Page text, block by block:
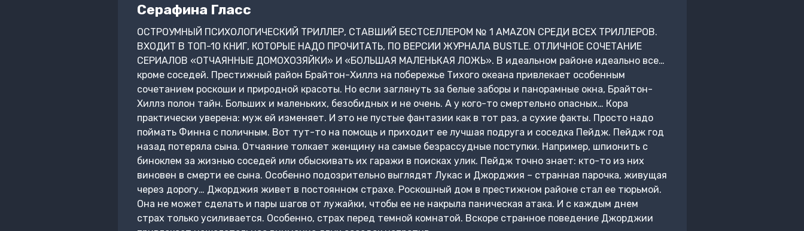
Серафина Гласс
ОСТРОУМНЫЙ ПСИХОЛОГИЧЕСКИЙ ТРИЛЛЕР, СТАВШИЙ БЕСТСЕЛЛЕРОМ № 1 AMAZON СРЕДИ ВСЕХ ТРИЛЛЕРОВ.
ВХОДИТ В ТОП-10 КНИГ, КОТОРЫЕ НАДО ПРОЧИТАТЬ, ПО ВЕРСИИ ЖУРНАЛА BUSTLE. ОТЛИЧНОЕ СОЧЕТАНИЕ
СЕРИАЛОВ «ОТЧАЯННЫЕ ДОМОХОЗЯЙКИ» И «БОЛЬШАЯ МАЛЕНЬКАЯ ЛОЖЬ». В идеальном районе идеально все…
кроме соседей. Престижный район Брайтон-Хиллз на побережье Тихого океана привлекает особенным
сочетанием роскоши и природной красоты. Но если заглянуть за белые заборы и панорамные окна, Брайтон-
Хиллз полон тайн. Больших и маленьких, безобидных и не очень. А у кого-то смертельно опасных… Кора
практически уверена: муж ей изменяет. И это не пустые фантазии как в тот раз, а сухие факты. Просто надо
поймать Финна с поличным. Вот тут-то на помощь и приходит ее лучшая подруга и соседка Пейдж. Пейдж год
назад потеряла сына. Отчаяние толкает женщину на самые безрассудные поступки. Например, шпионить с
биноклем за жизнью соседей или обыскивать их гаражи в поисках улик. Пейдж точно знает: кто-то из них
виновен в смерти ее сына. Особенно подозрительно выглядят Лукас и Джорджия – странная парочка, живущая
через дорогу… Джорджия живет в постоянном страхе. Роскошный дом в престижном районе стал ее тюрьмой.
Она не может сделать и пары шагов от лужайки, чтобы ее не накрыла паническая атака. И с каждым днем
страх только усиливается. Особенно, страх перед темной комнатой. Вскоре странное поведение Джорджии